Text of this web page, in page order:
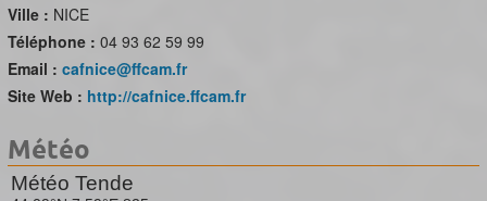
Ville : NICE
Téléphone : 04 93 62 59 99
Email : cafnice@ffcam.fr
Site Web : http://cafnice.ffcam.fr
Météo